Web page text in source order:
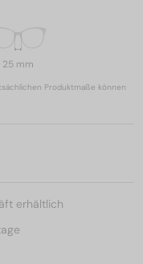
25 mm
Produktmaße können
erhältlich